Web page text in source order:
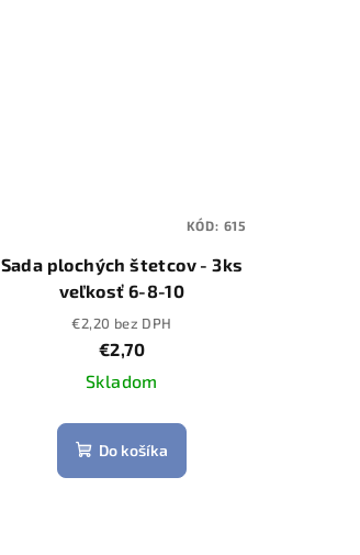
Sada plochých štetcov - 3ks
veľkosť 6-8-10
€2,20 bez DPH
€2,70
Skladom
Do košíka
KÓD: 615